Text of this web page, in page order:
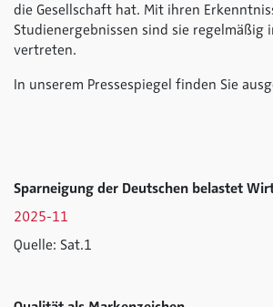
die Gesellschaft hat. Mit ihren
Studienergebnissen sind sie regelmäßig
vertreten.
In unserem Pressespiegel finden Sie
Sparneigung der Deutschen belastet
2025-11
Quelle: Sat.1